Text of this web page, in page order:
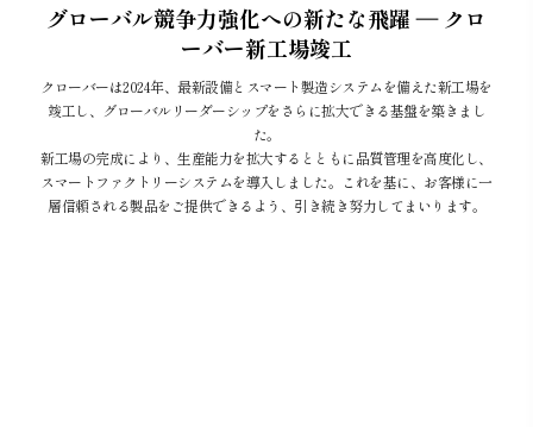
グローバル競争力強化への新たな飛躍 ― クロ
ーバー新工場竣工
クローバーは2024年、最新設備とスマート製造システムを備えた新工場を
竣工し、グローバルリーダーシップをさらに拡大できる基盤を築きまし
た。
新工場の完成により、生産能力を拡大するとともに品質管理を高度化し、
スマートファクトリーシステムを導入しました。これを基に、お客様に一
層信頼される製品をご提供できるよう、引き続き努力してまいります。